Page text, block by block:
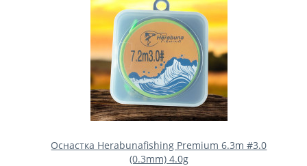
Оснастка Herabunafishing Premium 6.3m #3.0
(0.3mm) 4.0g